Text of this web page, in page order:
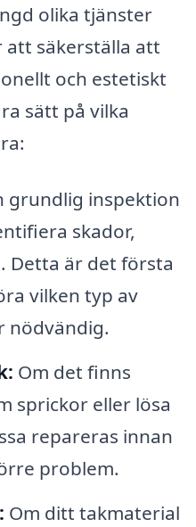
olika tjänster
att säkerställa att
och estetiskt
sätt på vilka
grundlig inspektion
skador,
Detta är det första
vilken typ av
nödvändig.
Om det finns
sprickor eller lösa
repareras innan
problem.
Om ditt takmaterial